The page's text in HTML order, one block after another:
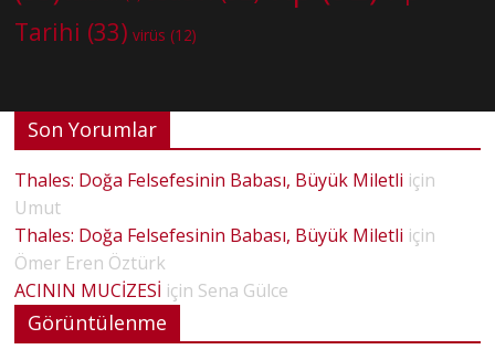
Tarihi (33) virüs (12)
Son Yorumlar
Thales: Doğa Felsefesinin Babası, Büyük Miletli için
Umut
Thales: Doğa Felsefesinin Babası, Büyük Miletli için
Ömer Eren Öztürk
ACININ MUCİZESİ için Sena Gülce
Görüntülenme